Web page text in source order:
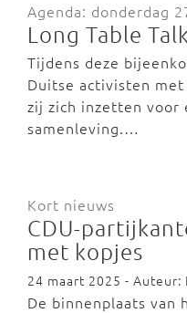
Agenda: donderdag
Long Table
Tijdens deze
Duitse activisten
zij zich inzetten voor
samenleving.…
Kort nieuws
CDU-
met kopjes
24 maart 2025 -
De binnenplaats van